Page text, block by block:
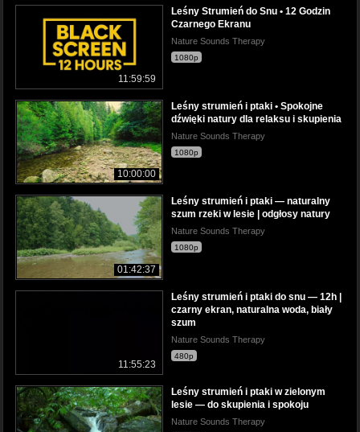
11:59:59
Leśny Strumień do Snu • 12 Godzin
Czarnego Ekranu
Nature Sounds Therapy
1080p
10:00:00
Leśny strumień i ptaki • Spokojne
dźwięki natury dla relaksu i skupienia
Nature Sounds Therapy
1080p
01:42:37
Leśny strumień i ptaki — naturalny
szum rzeki w lesie | odgłosy natury
Nature Sounds Therapy
1080p
11:55:23
Leśny strumień i ptaki do snu — 12h |
czarny ekran, naturalna woda, biały
szum
Nature Sounds Therapy
480p
Leśny strumień i ptaki w zielonym
lesie — do skupienia i spokoju
Nature Sounds Therapy